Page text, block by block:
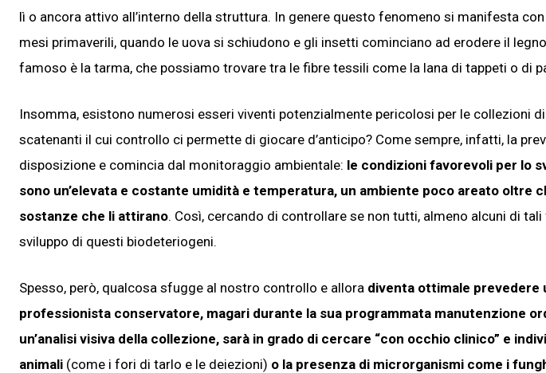
lì o ancora attivo all’interno della struttura. In genere questo fenomeno si manifesta
mesi primaverili, quando le uova si schiudono e gli insetti cominciano ad erodere il
famoso è la tarma, che possiamo trovare tra le fibre tessili come la lana di tappeti o di
Insomma, esistono numerosi esseri viventi potenzialmente pericolosi per le collezioni
scatenanti il cui controllo ci permette di giocare d’anticipo? Come sempre, infatti, la
disposizione e comincia dal monitoraggio ambientale: le condizioni favorevoli per lo
sono un’elevata e costante umidità e temperatura, un ambiente poco areato oltre
sostanze che li attirano. Così, cercando di controllare se non tutti, almeno alcuni di
sviluppo di questi biodeteriogeni.
Spesso, però, qualcosa sfugge al nostro controllo e allora diventa ottimale prevedere
professionista conservatore, magari durante la sua programmata manutenzione
un’analisi visiva della collezione, sarà in grado di cercare “con occhio clinico” e
animali (come i fori di tarlo e le deiezioni) o la presenza di microrganismi come i